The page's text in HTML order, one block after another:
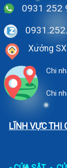
0931 252
Xưởng SX
Chi
Chi
LĨNH VỰC THI